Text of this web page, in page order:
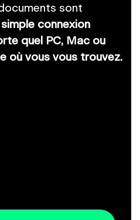
sont
simple connexion
quel PC, Mac ou
où vous vous trouvez.